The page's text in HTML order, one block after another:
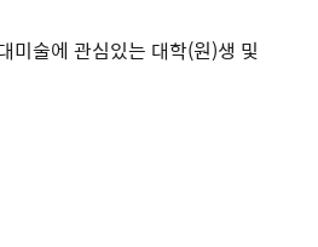
미술에 관심있는 대학(원)생 및